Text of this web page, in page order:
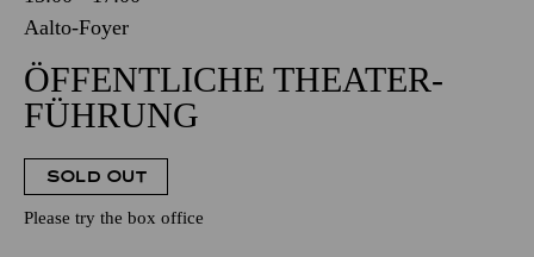
Aalto-Foyer
ÖFFENTLICHE THEATER­
FÜHRUNG
SOLD OUT
Please try the box office